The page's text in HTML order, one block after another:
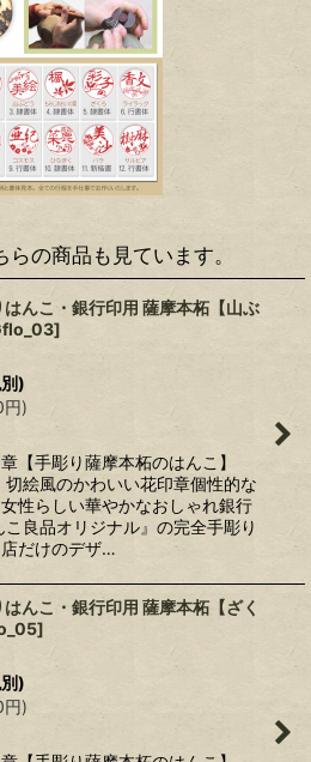
の商品も見ています。
んこ・銀行印用 薩摩本柘【山ぶ
]
)
円)
【手彫り薩摩本柘のはんこ】
切絵風のかわいい花印章個性的な
性らしい華やかなおしゃれ銀行
こ良品オリジナル』の完全手彫り
だけのデザ…
んこ・銀行印用 薩摩本柘【ざく
]
)
円)